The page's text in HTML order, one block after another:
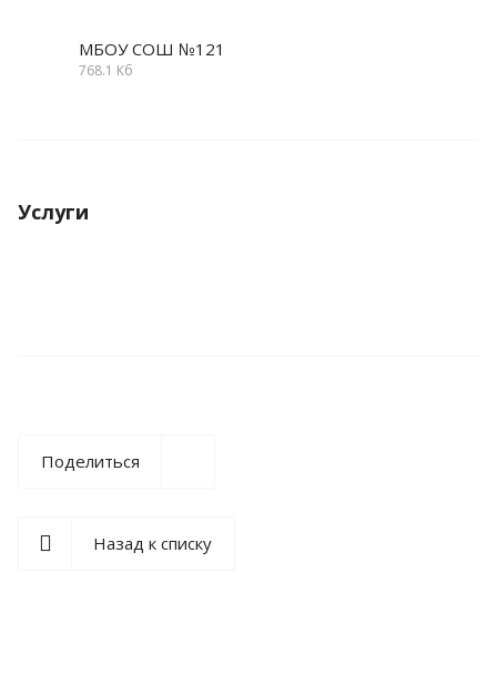
МБОУ СОШ №121
768.1 Кб
Услуги
Поделиться
Назад к списку